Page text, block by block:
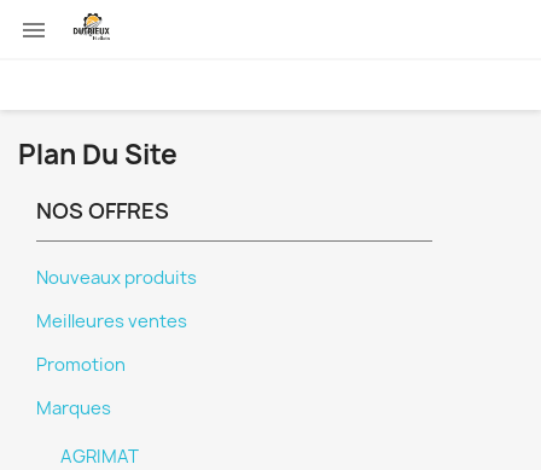

Plan Du Site
NOS OFFRES
Nouveaux produits
Meilleures ventes
Promotion
Marques
AGRIMAT